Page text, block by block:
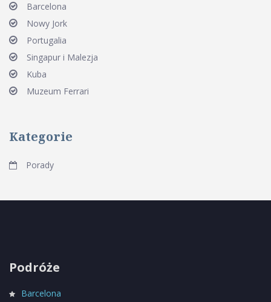
Barcelona
Nowy Jork
Portugalia
Singapur i Malezja
Kuba
Muzeum Ferrari
Kategorie
Porady
Podróże
Barcelona